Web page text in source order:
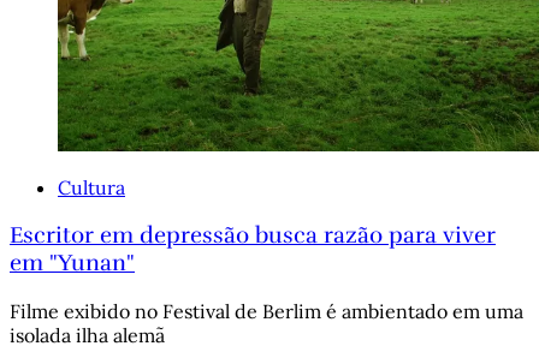
Cultura
Escritor em depressão busca razão para viver
em "Yunan"
Filme exibido no Festival de Berlim é ambientado em uma
isolada ilha alemã